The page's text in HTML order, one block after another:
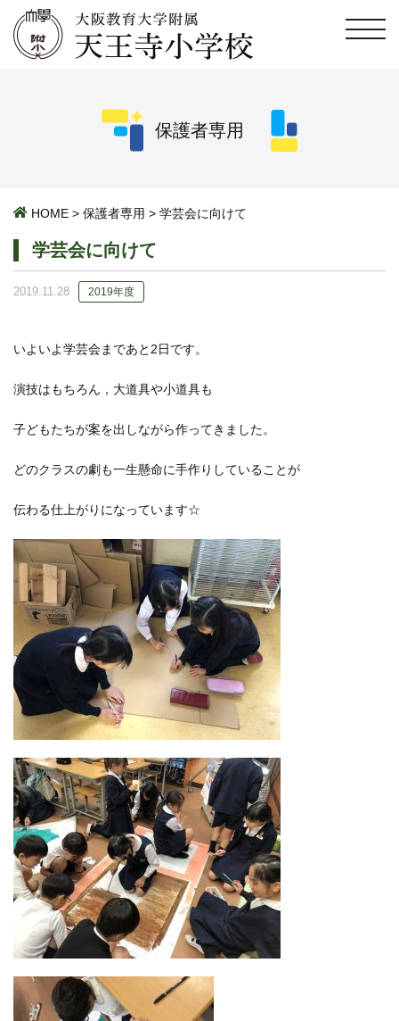
保護者専用
HOME > 保護者専用 > 学芸会に向けて
学芸会に向けて
2019.11.28 2019年度
いよいよ学芸会まであと2日です。
演技はもちろん，大道具や小道具も
子どもたちが案を出しながら作ってきました。
どのクラスの劇も一生懸命に手作りしていることが
伝わる仕上がりになっています☆